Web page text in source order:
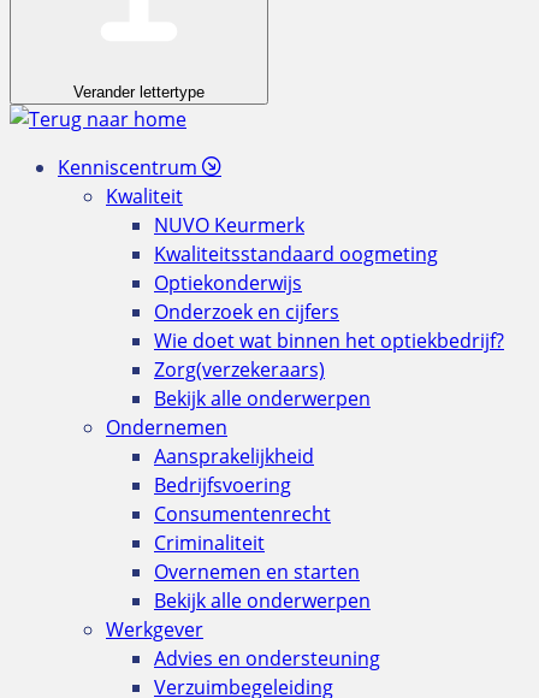
Verander lettertype
Kenniscentrum
Kwaliteit
NUVO Keurmerk
Kwaliteitsstandaard oogmeting
Optiekonderwijs
Onderzoek en cijfers
Wie doet wat binnen het optiekbedrijf?
Zorg(verzekeraars)
Bekijk alle onderwerpen
Ondernemen
Aansprakelijkheid
Bedrijfsvoering
Consumentenrecht
Criminaliteit
Overnemen en starten
Bekijk alle onderwerpen
Werkgever
Advies en ondersteuning
Verzuimbegeleiding